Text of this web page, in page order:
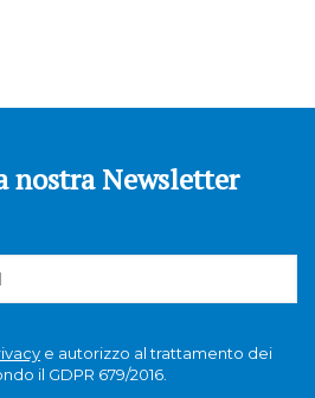
nostra Newsletter
e autorizzo al trattamento dei
il GDPR 679/2016.